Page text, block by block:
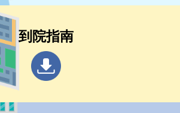
到院指南